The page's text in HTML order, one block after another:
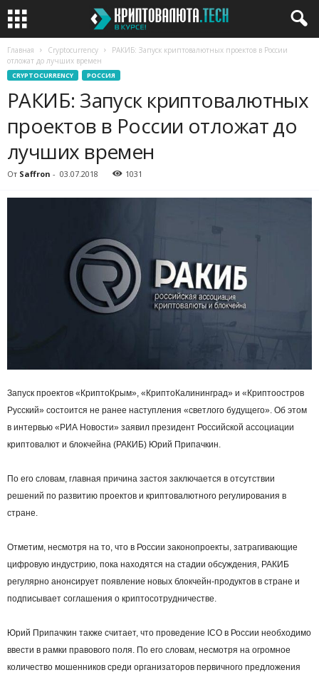
Главная Cryptocurrency
РАКИБ: Запуск криптовалютных проектов в России
отложат до лучших времен
CRYPTOCURRENCY РОССИЯ
РАКИБ: Запуск криптовалютных
проектов в России отложат до
лучших времен
От Saffron - 03.07.2018 1031
Запуск проектов «КриптоКрым», «КриптоКалининград» и «Криптоостров
Русский» состоится не ранее наступления «светлого будущего». Об этом
в интервью «РИА Новости» заявил президент Российской ассоциации
криптовалют и блокчейна (РАКИБ) Юрий Припачкин.
По его словам, главная причина застоя заключается в отсутствии
решений по развитию проектов и криптовалютного регулирования в
стране.
Отметим, несмотря на то, что в России законопроекты, затрагивающие
цифровую индустрию, пока находятся на стадии обсуждения, РАКИБ
регулярно анонсирует появление новых блокчейн-продуктов в стране и
подписывает соглашения о криптосотрудничестве.
Юрий Припачкин также считает, что проведение ICO в России необходимо
ввести в рамки правового поля. По его словам, несмотря на огромное
количество мошенников среди организаторов первичного предложения